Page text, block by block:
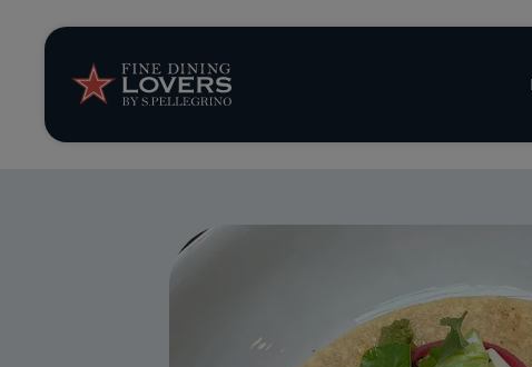
Opinión y
Recetas
Consejos y trucos
Series